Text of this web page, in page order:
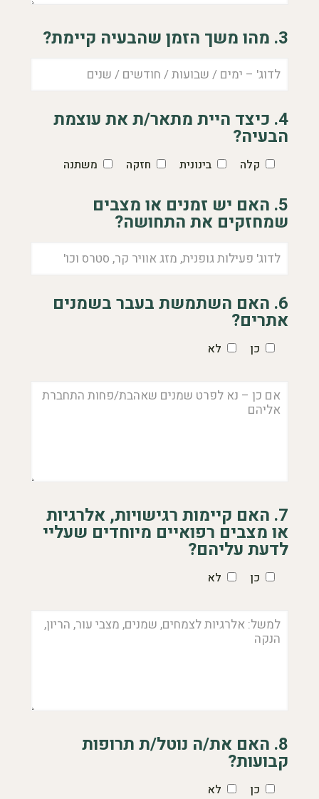
3. מהו משך הזמן שהבעיה קיימת?
4. כיצד היית מתאר/ת את עוצמת
הבעיה?
קלה בינונית חזקה משתנה
5. האם יש זמנים או מצבים
שמחזקים את התחושה?
6. האם השתמשת בעבר בשמנים
אתרים?
כן לא
7. האם קיימות רגישויות, אלרגיות
או מצבים רפואיים מיוחדים שעליי
לדעת עליהם?
כן לא
8. האם את/ה נוטל/ת תרופות
קבועות?
כן לא